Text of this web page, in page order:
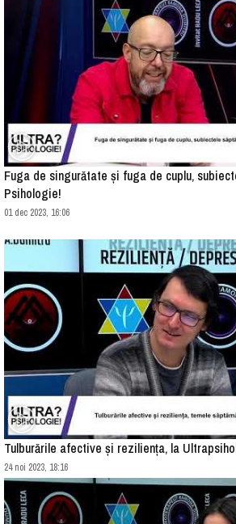
Fuga de singurătate și fuga de cuplu,
Psihologie!
01 dec 2023, 16:06
Tulburările afective și reziliența, la
24 noi 2023, 18:16